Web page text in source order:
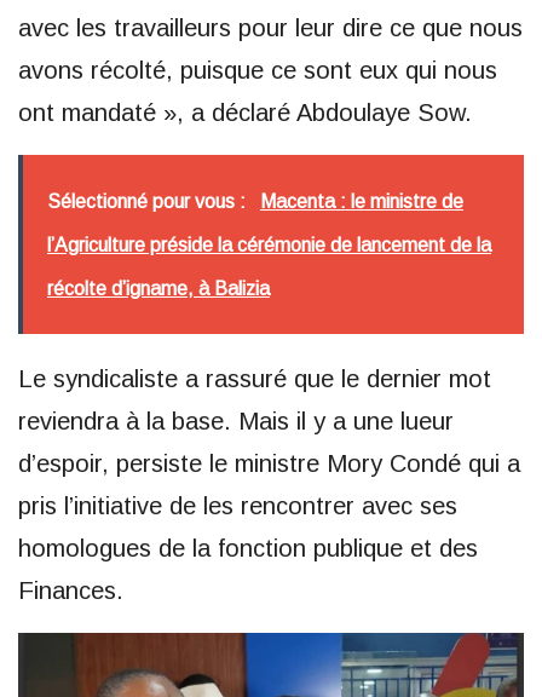
avec les travailleurs pour leur dire ce que nous
avons récolté, puisque ce sont eux qui nous
ont mandaté », a déclaré Abdoulaye Sow.
Sélectionné pour vous : Macenta : le ministre de
l’Agriculture préside la cérémonie de lancement de la
récolte d’igname, à Balizia
Le syndicaliste a rassuré que le dernier mot
reviendra à la base. Mais il y a une lueur
d’espoir, persiste le ministre Mory Condé qui a
pris l’initiative de les rencontrer avec ses
homologues de la fonction publique et des
Finances.